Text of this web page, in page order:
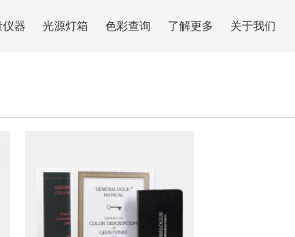
器 光源灯箱 色彩查询 了解更多 关于我们